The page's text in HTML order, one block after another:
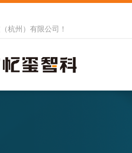
杭州）有限公司 ！